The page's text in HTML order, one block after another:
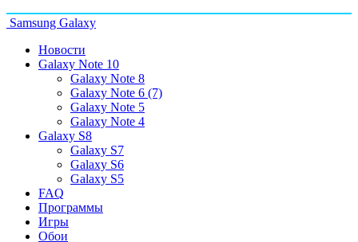
Samsung Galaxy
Новости
Galaxy Note 10
Galaxy Note 8
Galaxy Note 6 (7)
Galaxy Note 5
Galaxy Note 4
Galaxy S8
Galaxy S7
Galaxy S6
Galaxy S5
FAQ
Программы
Игры
Обои